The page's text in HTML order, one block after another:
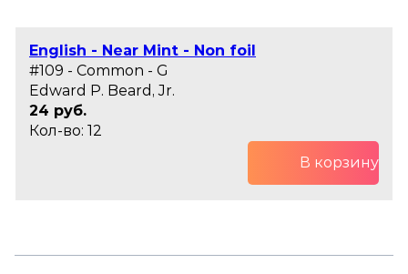
English - Near Mint - Non foil
#109 - Common - G
Edward P. Beard, Jr.
24 руб.
Кол-во: 12
В корзину